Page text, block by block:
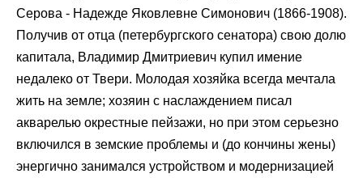
Серова - Надежде Яковлевне Симонович (1866-1908).
Получив от отца (петербургского сенатора) свою долю
капитала, Владимир Дмитриевич купил имение
недалеко от Твери. Молодая хозяйка всегда мечтала
жить на земле; хозяин с наслаждением писал
акварелью окрестные пейзажи, но при этом серьезно
включился в земские проблемы и (до кончины жены)
энергично занимался устройством и модернизацией